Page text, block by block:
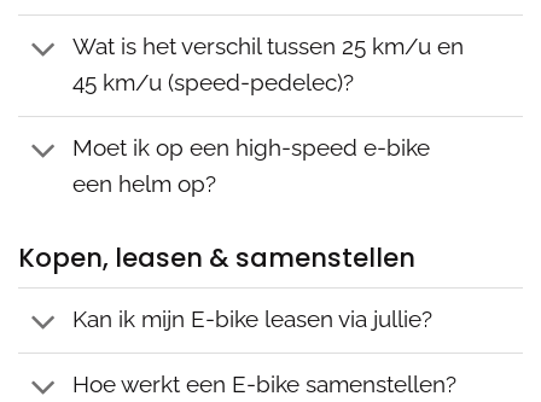
Wat is het verschil tussen 25 km/u en
45 km/u (speed-pedelec)?
Moet ik op een high-speed e-bike
een helm op?
Kopen, leasen & samenstellen
Kan ik mijn E-bike leasen via jullie?
Hoe werkt een E-bike samenstellen?